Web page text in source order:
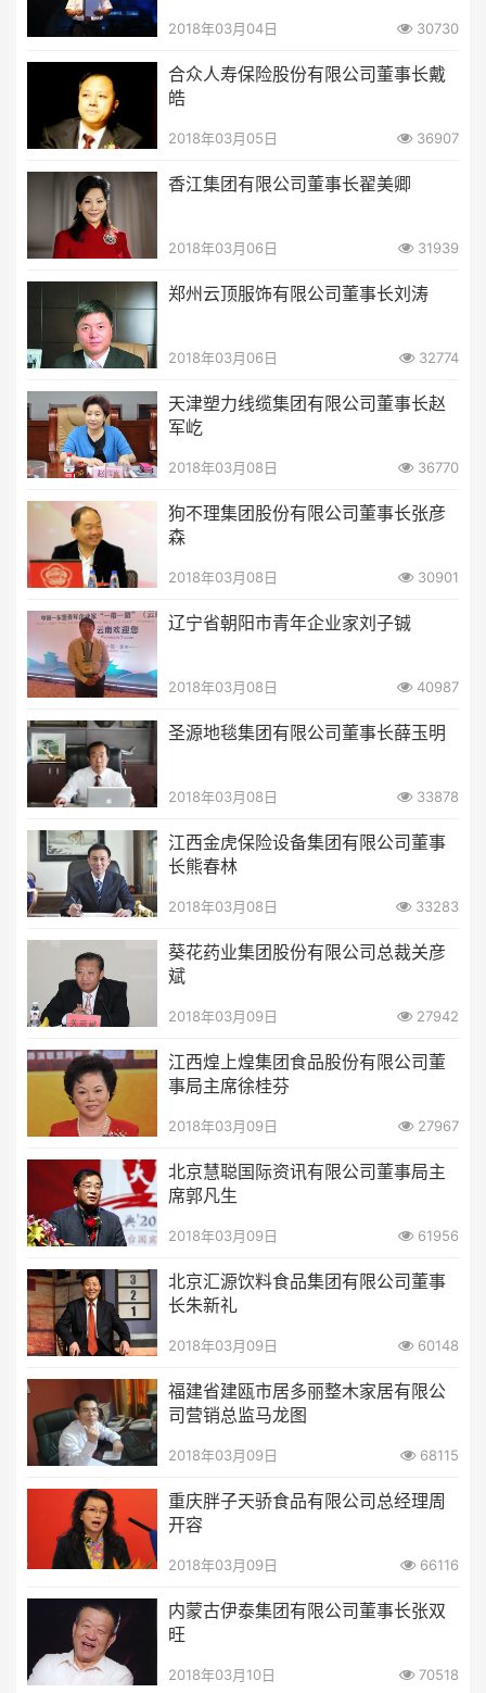
2018年03月04日 30730
合众人寿保险股份有限公司董事长戴
皓
2018年03月05日 36907
香江集团有限公司董事长翟美卿
2018年03月06日 31939
郑州云顶服饰有限公司董事长刘涛
2018年03月06日 32774
天津塑力线缆集团有限公司董事长赵
军屹
2018年03月08日 36770
狗不理集团股份有限公司董事长张彦
森
2018年03月08日 30901
辽宁省朝阳市青年企业家刘子铖
2018年03月08日 40987
圣源地毯集团有限公司董事长薛玉明
2018年03月08日 33878
江西金虎保险设备集团有限公司董事
长熊春林
2018年03月08日 33283
葵花药业集团股份有限公司总裁关彦
斌
2018年03月09日 27942
江西煌上煌集团食品股份有限公司董
事局主席徐桂芬
2018年03月09日 27967
北京慧聪国际资讯有限公司董事局主
席郭凡生
2018年03月09日 61956
北京汇源饮料食品集团有限公司董事
长朱新礼
2018年03月09日 60148
福建省建瓯市居多丽整木家居有限公
司营销总监马龙图
2018年03月09日 68115
重庆胖子天骄食品有限公司总经理周
开容
2018年03月09日 66116
内蒙古伊泰集团有限公司董事长张双
旺
2018年03月10日 70518